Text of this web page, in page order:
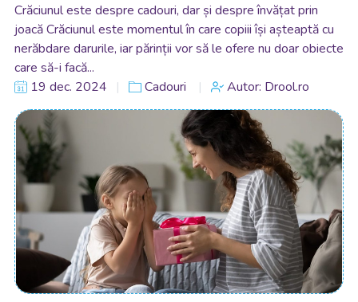
Crăciunul este despre cadouri, dar și despre învățat prin
joacă Crăciunul este momentul în care copiii își așteaptă cu
nerăbdare darurile, iar părinții vor să le ofere nu doar obiecte
care să-i facă...
19 dec. 2024
Cadouri Autor: Drool.ro